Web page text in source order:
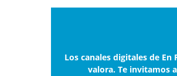
Los canales digitales de
valora. Te invitamos